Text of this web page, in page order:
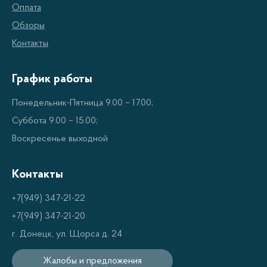
Сковороды вок изготавливаются из различных
материалов, таких как нержавеющая сталь, чугун,
алюминий или их сочетание. Каждый материал
Нержавеющая сталь долговечна и не подвержена
Покрытие
вок является наличие покрытия. Некоторые модели
имеют антипригарное покрытие, которое
предотвращает прилипание продуктов к дну и
облегчает процесс готовки. Однако стоит помнить,
Оплата
Обзоры
Контакты
График работы
Понедельник-Пятница 9.00 – 17.00;
Суббота 9.00 – 15.00;
Воскресенье выходной
Контакты
+7(949) 347-21-22
+7(949) 347-21-20
г. Донецк, ул. Щорса д. 24
Жалобы и предложения